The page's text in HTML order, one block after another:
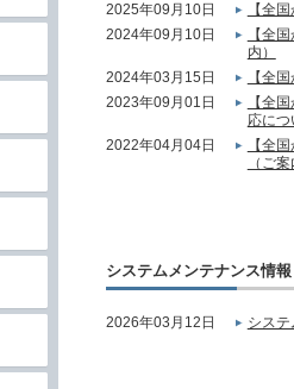
2025年09月10日
【全
2024年09月10日
【全
内）
2024年03月15日
【全
2023年09月01日
【全
応に
2022年04月04日
【全
（ご
システムメンテナンス情報
2026年03月12日 シス